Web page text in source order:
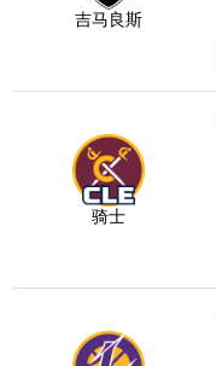
吉马良斯
骑士